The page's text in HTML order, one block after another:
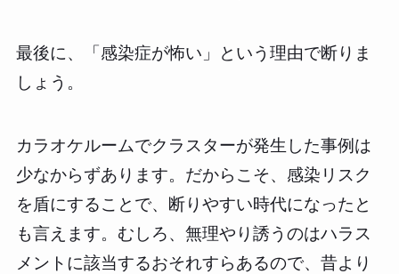
最後に、「感染症が怖い」という理由で断りま
しょう。
カラオケルームでクラスターが発生した事例は
少なからずあります。だからこそ、感染リスク
を盾にすることで、断りやすい時代になったと
も言えます。むしろ、無理やり誘うのはハラス
メントに該当するおそれすらあるので、昔より